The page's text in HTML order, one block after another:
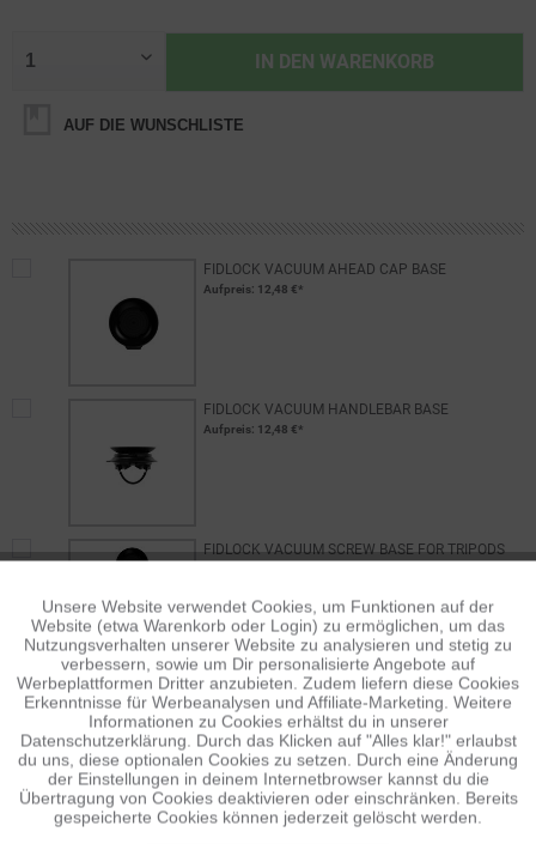
IN DEN WARENKORB
AUF DIE WUNSCHLISTE
FIDLOCK VACUUM AHEAD CAP BASE
Aufpreis: 12,48 €*
FIDLOCK VACUUM HANDLEBAR BASE
Aufpreis: 12,48 €*
FIDLOCK VACUUM SCREW BASE FOR TRIPODS
BESCHREIBUNG
Features Größe M: Max. 6,5 Zoll Telefone Größe L: Max. 6,9
Zoll Telefone 100 % wasser- und...mehr
Funktionale Aktiv
Tracking Inaktiv
Personalisierung Inaktiv
Service Inaktiv
Unsere Website verwendet Cookies, um Funktionen auf der
Website (etwa Warenkorb oder Login) zu ermöglichen, um das
Nutzungsverhalten unserer Website zu analysieren und stetig zu
verbessern, sowie um Dir personalisierte Angebote auf
Werbeplattformen Dritter anzubieten. Zudem liefern diese Cookies
Erkenntnisse für Werbeanalysen und Affiliate-Marketing. Weitere
Informationen zu Cookies erhältst du in unserer
Datenschutzerklärung. Durch das Klicken auf "Alles klar!" erlaubst
du uns, diese optionalen Cookies zu setzen. Durch eine Änderung
der Einstellungen in deinem Internetbrowser kannst du die
Übertragung von Cookies deaktivieren oder einschränken. Bereits
gespeicherte Cookies können jederzeit gelöscht werden.